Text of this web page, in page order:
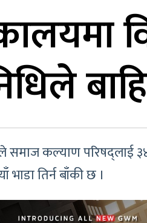
समाज कल्याण परिषद्लाई
भाडा तिर्न बाँकी छ ।